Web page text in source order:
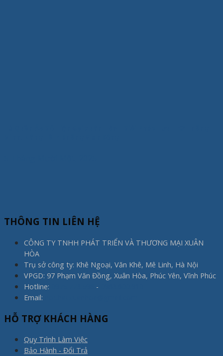
THÔNG TIN LIÊN HỆ
CÔNG TY TNHH PHÁT TRIỂN VÀ THƯƠNG MẠI XUÂN
HÒA
Trụ sở công ty: Khê Ngoại, Văn Khê, Mê Linh, Hà Nội
VPGD: 97 Phạm Văn Đồng, Xuân Hòa, Phúc Yên, Vĩnh Phúc
Hotline:
-
Email:
HỖ TRỢ KHÁCH HÀNG
Quy Trình Làm Việc
Bảo Hành - Đổi Trả